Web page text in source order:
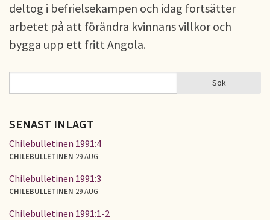
deltog i befrielsekampen och idag fortsätter
arbetet på att förändra kvinnans villkor och
bygga upp ett fritt Angola.
SÖKFORMULÄR Sök
SENAST INLAGT
Chilebulletinen 1991:4
CHILEBULLETINEN 29 AUG
Chilebulletinen 1991:3
CHILEBULLETINEN 29 AUG
Chilebulletinen 1991:1-2